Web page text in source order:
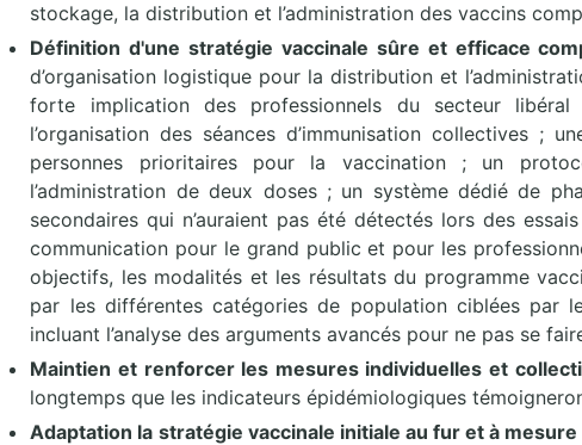
stockage, la distribution et l’administration des vaccins
Définition d'une stratégie vaccinale sûre et efficace
d’organisation logistique pour la distribution et
forte implication des professionnels du secteur
l’organisation des séances d’immunisation collectives ;
personnes prioritaires pour la vaccination ; un
l’administration de deux doses ; un système dédié de
secondaires qui n’auraient pas été détectés lors des
communication pour le grand public et pour les
objectifs, les modalités et les résultats du programme
par les différentes catégories de population ciblées par
incluant l’analyse des arguments avancés pour ne pas se
Maintien et renforcer les mesures individuelles et
longtemps que les indicateurs épidémiologiques
Adaptation la stratégie vaccinale initiale au fur et à mesure